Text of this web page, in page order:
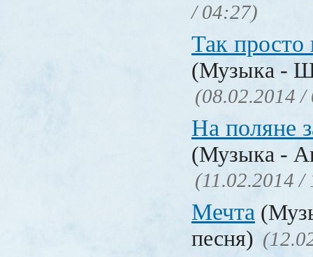
/ 04:27)
Так просто
(Музыка -
(08.02.2014 /
На поляне
(Музыка -
(11.02.2014 /
Мечта
песня)